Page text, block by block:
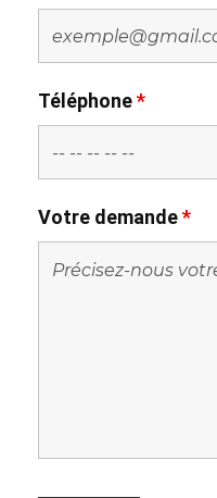
Téléphone*
Votre demande*